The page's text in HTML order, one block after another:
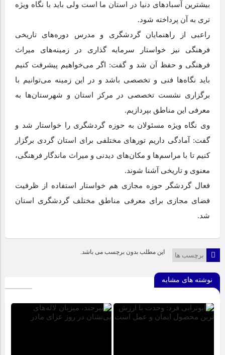
بیشترین آسباد‌های دنیا در استان ما است ولی باید با نگاه ویژه
تری به آن پرداخته شود.
راعبی از راهنمایان گردشگری و مدرس دوره‌های تاریخی
فرهنگی نیز خواستار سرمایه گذاری در زمینه‌های میراث
فرهنگی و حفظ آن شد و گفت: اگر می‌خواهیم پیشرفت کنیم
باید نگاه‌ها فنی و تخصصی باشد و در این زمینه می‌توانیم با
برگزاری نشست تخصصی در مرکز استان و شهرستان‌ها به
معرفی این مناطق بپردازیم.
وی نگاه ویژه مسئولان به حوزه گردشگری را خواستار شد و
گفت: آمادگی داریم تور‌های مختلفی برای استان گردی برگزار
کنیم تا با مراسم‌ها و مکان‌های دیدنی و میراث ماندگار فرهنگی،
معنوی و تاریخی آشنا شوند.
فعال گردشگر حوزه مجازی هم خواستار استفاده از ظرفیت
فضای مجازی برای معرفی مناطق مختلف گردشگری استان
شد.
برچسب ها این مطلب بدون برچسب می باشد.
نوشته های مشابه